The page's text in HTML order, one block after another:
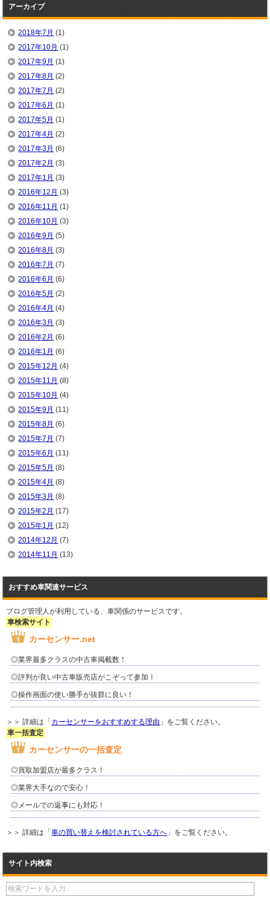
アーカイブ
2018年7月 (1)
2017年10月 (1)
2017年9月 (1)
2017年8月 (2)
2017年7月 (2)
2017年6月 (1)
2017年5月 (1)
2017年4月 (2)
2017年3月 (6)
2017年2月 (3)
2017年1月 (3)
2016年12月 (3)
2016年11月 (1)
2016年10月 (3)
2016年9月 (5)
2016年8月 (3)
2016年7月 (7)
2016年6月 (6)
2016年5月 (2)
2016年4月 (4)
2016年3月 (3)
2016年2月 (6)
2016年1月 (6)
2015年12月 (4)
2015年11月 (8)
2015年10月 (4)
2015年9月 (11)
2015年8月 (6)
2015年7月 (7)
2015年6月 (11)
2015年5月 (8)
2015年4月 (8)
2015年3月 (8)
2015年2月 (17)
2015年1月 (12)
2014年12月 (7)
2014年11月 (13)
おすすめ車関連サービス
ブログ管理人が利用している、車関係のサービスです。
車検索サイト
カーセンサー.net
◎業界最多クラスの中古車掲載数！
◎評判が良い中古車販売店がこぞって参加！
◎操作画面の使い勝手が抜群に良い！
＞＞ 詳細は「 カーセンサーをおすすめする理由 」をご覧ください。
車一括査定
カーセンサーの一括査定
◎買取加盟店が最多クラス！
◎業界大手なので安心！
◎メールでの返事にも対応！
＞＞ 詳細は「車の買い替えを検討されている方へ 」をご覧ください。
サイト内検索